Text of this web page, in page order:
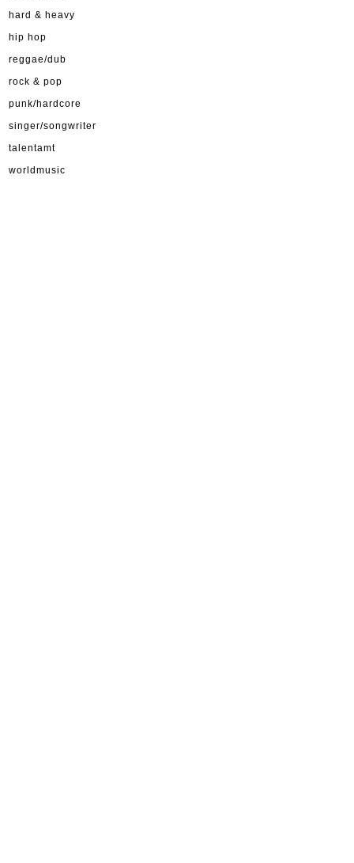
hard & heavy
hip hop
reggae/dub
rock & pop
punk/hardcore
singer/songwriter
talentamt
worldmusic